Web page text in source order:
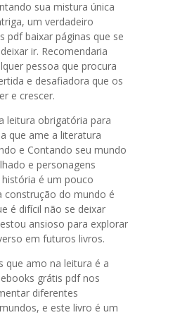
sua mistura única
um verdadeiro
pdf baixar páginas que se
ir. Recomendaria
pessoa que procura
e desafiadora que os
e crescer.
leitura obrigatória para
que ame a literatura
e Contando seu mundo
e personagens
é um pouco
construção do mundo é
é difícil não se deixar
ansioso para explorar
em futuros livros.
que amo na leitura é a
grátis pdf nos
diferentes
e este livro é um